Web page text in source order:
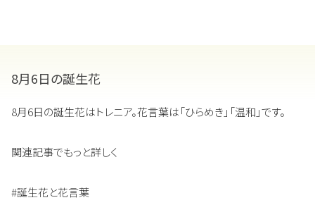
8月6日の誕生花
8月6日の誕生花はトレニア。花言葉は「ひらめき」「温和」です。
関連記事でもっと詳しく
#誕生花と花言葉